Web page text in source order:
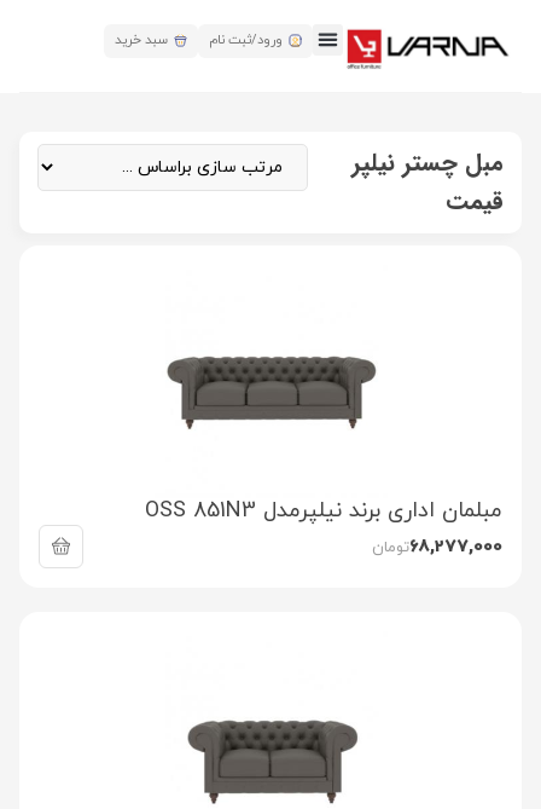
ورود/ثبت نام سبد خرید
مبل چستر نیلپر
قیمت
مبلمان اداری برند نیلپرمدل OSS 851N3
68,277,000تومان